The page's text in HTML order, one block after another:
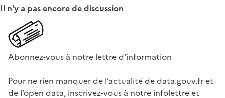
Il n'y a pas encore de discussion
Abonnez-vous à notre lettre d'information
Pour ne rien manquer de l’actualité de data.gouv.fr et
de l’open data, inscrivez-vous à notre infolettre et